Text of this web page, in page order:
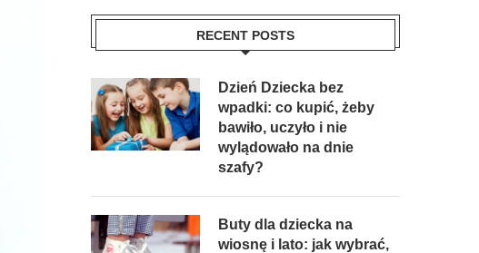
RECENT POSTS
Dzień Dziecka bez
wpadki: co kupić, żeby
bawiło, uczyło i nie
wylądowało na dnie
szafy?
Buty dla dziecka na
wiosnę i lato: jak wybrać,